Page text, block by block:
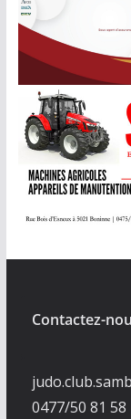
Contactez-
0477/50 81 58